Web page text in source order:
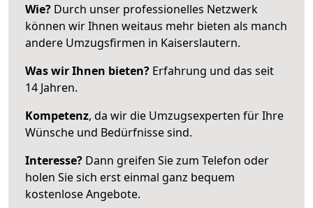
Wie? Durch unser professionelles Netzwerk
können wir Ihnen weitaus mehr bieten als manch
andere Umzugsfirmen in Kaiserslautern.
Was wir Ihnen bieten? Erfahrung und das seit
14 Jahren.
Kompetenz, da wir die Umzugsexperten für Ihre
Wünsche und Bedürfnisse sind.
Interesse? Dann greifen Sie zum Telefon oder
holen Sie sich erst einmal ganz bequem
kostenlose Angebote.